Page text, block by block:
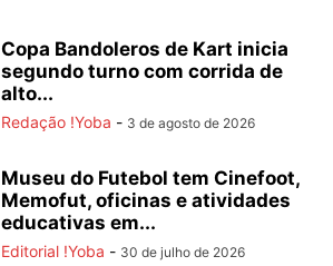
Copa Bandoleros de Kart inicia
segundo turno com corrida de
alto...
Redação !Yoba - 3 de agosto de 2026
Museu do Futebol tem Cinefoot,
Memofut, oficinas e atividades
educativas em...
Editorial !Yoba - 30 de julho de 2026